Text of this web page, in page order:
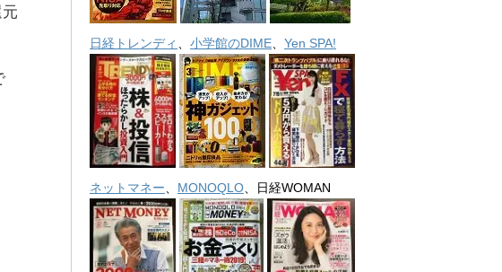
日経トレンディ 小学館のDIME Yen SPA!
ネットマネー MONOQLO 、日経WOMAN